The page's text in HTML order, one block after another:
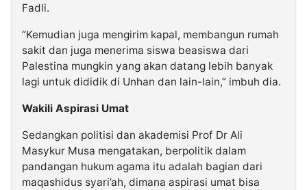
Fadli.
“Kemudian juga mengirim kapal, membangun rumah
sakit dan juga menerima siswa beasiswa dari
Palestina mungkin yang akan datang lebih banyak
lagi untuk dididik di Unhan dan lain-lain,” imbuh dia.
Wakili Aspirasi Umat
Sedangkan politisi dan akademisi Prof Dr Ali
Masykur Musa mengatakan, berpolitik dalam
pandangan hukum agama itu adalah bagian dari
maqashidus syari’ah, dimana aspirasi umat bisa